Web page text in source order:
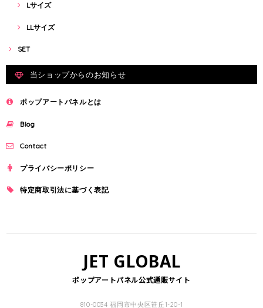
Lサイズ
LLサイズ
SET
当ショップからのお知らせ
ポップアートパネルとは
Blog
Contact
プライバシーポリシー
特定商取引法に基づく表記
JET GLOBAL
ポップアートパネル公式通販サイト
810-0034 福岡市中央区笹丘1-20-1